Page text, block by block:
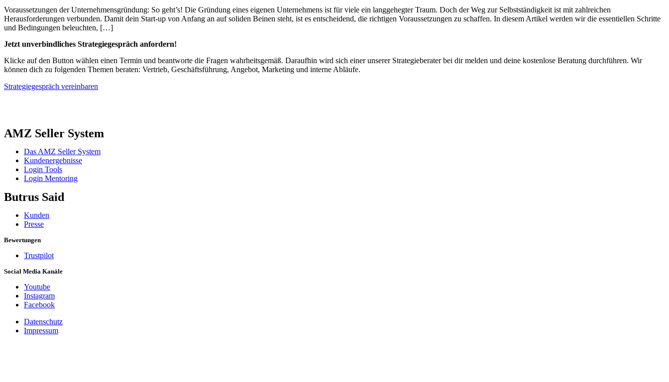
Voraussetzungen der Unternehmensgründung: So geht’s! Die Gründung eines eigenen Unternehmens ist für viele ein langgehegter Traum. Doch der Weg zur Selbstständigkeit ist mit zahlreichen
Herausforderungen verbunden. Damit dein Start-up von Anfang an auf soliden Beinen steht, ist es entscheidend, die richtigen Voraussetzungen zu schaffen. In diesem Artikel werden wir die essentiellen Schritte
und Bedingungen beleuchten, […]
Jetzt unverbindliches Strategiegespräch anfordern!
Klicke auf den Button wählen einen Termin und beantworte die Fragen wahrheitsgemäß. Daraufhin wird sich einer unserer Strategieberater bei dir melden und deine kostenlose Beratung durchführen. Wir
können dich zu folgenden Themen beraten: Vertrieb, Geschäftsführung, Angebot, Marketing und interne Abläufe.
Strategiegespräch vereinbaren
AMZ Seller System
Das AMZ Seller System
Kundenergebnisse
Login Tools
Login Mentoring
Butrus Said
Kunden
Presse
Bewertungen
Trustpilot
Social Media Kanäle
Youtube
Instagram
Facebook
Datenschutz
Impressum